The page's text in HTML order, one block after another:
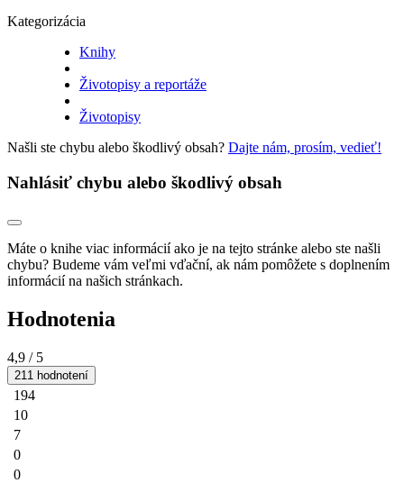
Kategorizácia
Knihy
Životopisy a reportáže
Životopisy
Našli ste chybu alebo škodlivý obsah? Dajte nám, prosím, vedieť!
Nahlásiť chybu alebo škodlivý obsah
Máte o knihe viac informácií ako je na tejto stránke alebo ste našli
chybu? Budeme vám veľmi vďační, ak nám pomôžete s doplnením
informácií na našich stránkach.
Hodnotenia
4,9 / 5
211 hodnotení
194
10
7
0
0